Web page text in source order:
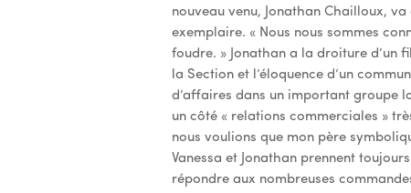
nouveau venu, Jonathan Chailloux,
exemplaire. « Nous nous sommes
foudre. » Jonathan a la droiture d’un
la Section et l’éloquence d’un
d’affaires dans un important groupe
un côté « relations commerciales »
nous voulions que mon père
Vanessa et Jonathan prennent
répondre aux nombreuses